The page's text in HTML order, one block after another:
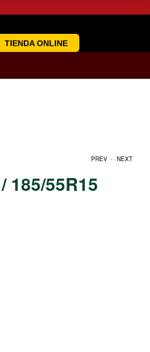
TIENDA ONLINE
PREV . NEXT
185/55R15